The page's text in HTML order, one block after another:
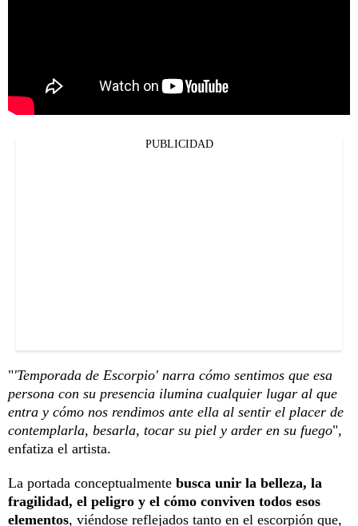
PUBLICIDAD
"'Temporada de Escorpio' narra cómo sentimos que esa
persona con su presencia ilumina cualquier lugar al que
entra y cómo nos rendimos ante ella al sentir el placer de
contemplarla, besarla, tocar su piel y arder en su fuego",
enfatiza el artista.
La portada conceptualmente busca unir la belleza, la
fragilidad, el peligro y el cómo conviven todos esos
elementos, viéndose reflejados tanto en el escorpión que,